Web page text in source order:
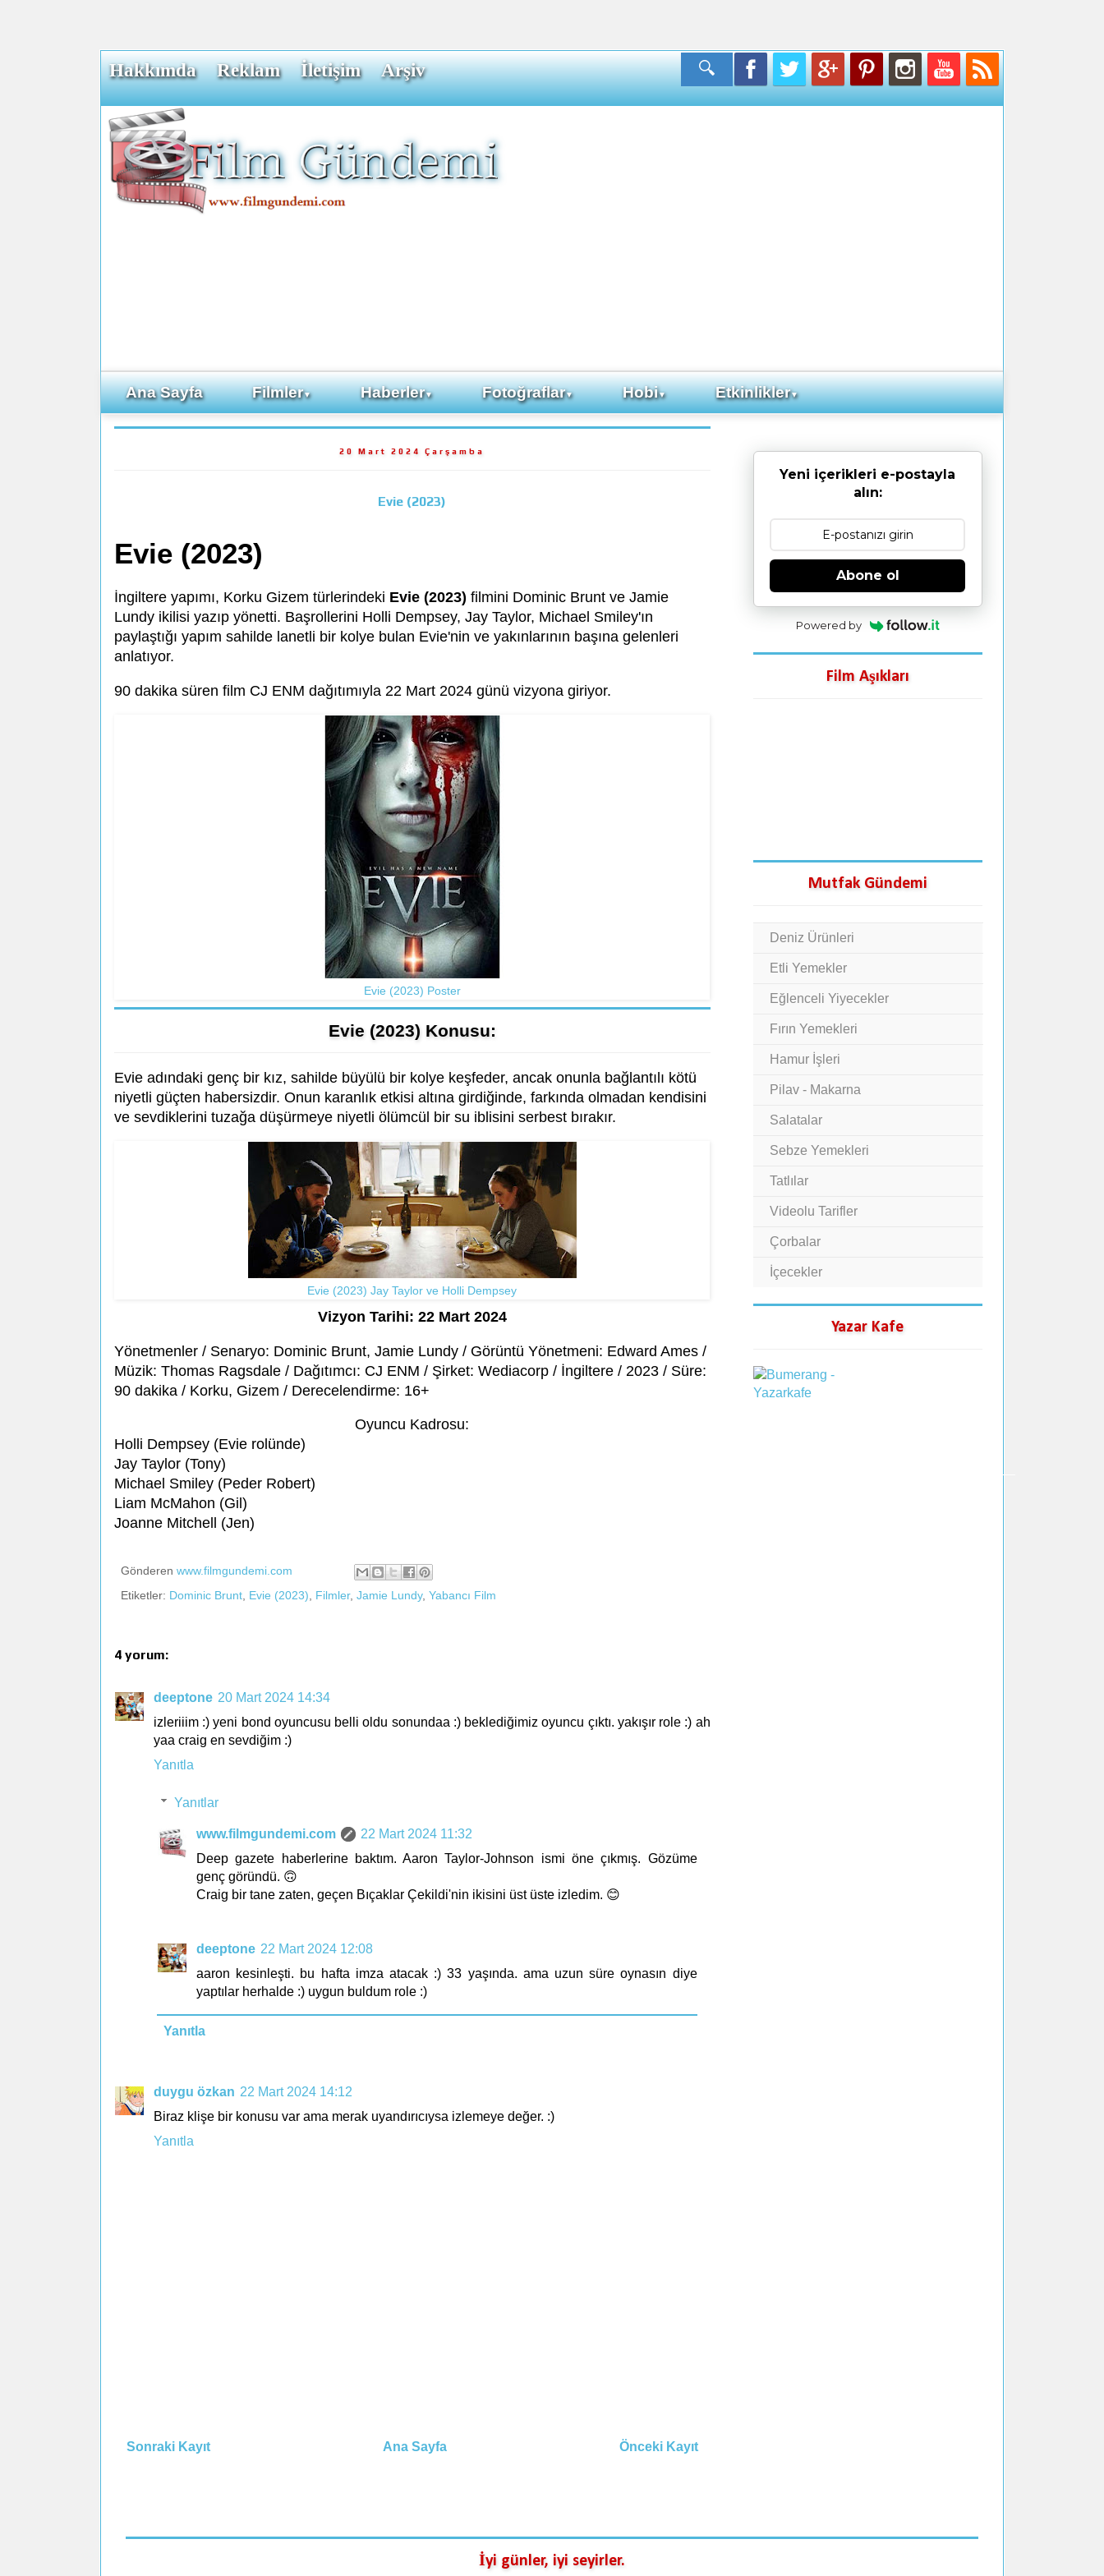
Hakkımda Reklam İletişim Arşiv
Ana Sayfa Filmler▼ Haberler▼ Fotoğraflar▼ Hobi▼ Etkinlikler▼
20 Mart 2024 Çarşamba
Evie (2023)
Evie (2023)
İngiltere yapımı, Korku Gizem türlerindeki Evie (2023) filmini Dominic Brunt ve Jamie
Lundy ikilisi yazıp yönetti. Başrollerini Holli Dempsey, Jay Taylor, Michael Smiley'ın
paylaştığı yapım sahilde lanetli bir kolye bulan Evie'nin ve yakınlarının başına gelenleri
anlatıyor.
90 dakika süren film CJ ENM dağıtımıyla 22 Mart 2024 günü vizyona giriyor.
Evie (2023) Poster
Evie (2023) Konusu:
Evie adındaki genç bir kız, sahilde büyülü bir kolye keşfeder, ancak onunla bağlantılı kötü
niyetli güçten habersizdir. Onun karanlık etkisi altına girdiğinde, farkında olmadan kendisini
ve sevdiklerini tuzağa düşürmeye niyetli ölümcül bir su iblisini serbest bırakır.
Evie (2023) Jay Taylor ve Holli Dempsey
Vizyon Tarihi: 22 Mart 2024
Yönetmenler / Senaryo: Dominic Brunt, Jamie Lundy / Görüntü Yönetmeni: Edward Ames /
Müzik: Thomas Ragsdale / Dağıtımcı: CJ ENM / Şirket: Wediacorp / İngiltere / 2023 / Süre:
90 dakika / Korku, Gizem / Derecelendirme: 16+
Oyuncu Kadrosu:
Holli Dempsey (Evie rolünde)
Jay Taylor (Tony)
Michael Smiley (Peder Robert)
Liam McMahon (Gil)
Joanne Mitchell (Jen)
Gönderen www.filmgundemi.com
Etiketler: Dominic Brunt Evie (2023) Filmler, Jamie Lundy, Yabancı Film
4 yorum:
deeptone 20 Mart 2024 14:34
izleriiim :) yeni bond oyuncusu belli oldu sonundaa :) beklediğimiz oyuncu çıktı. yakışır role :) ah
yaa craig en sevdiğim :)
Yanıtla
Yanıtlar
www.filmgundemi.com
22 Mart 2024 11:32
Deep gazete haberlerine baktım. Aaron Taylor-Johnson ismi öne çıkmış. Gözüme
genç göründü. 🙃
Craig bir tane zaten, geçen Bıçaklar Çekildi'nin ikisini üst üste izledim. 😊
deeptone 22 Mart 2024 12:08
aaron kesinleşti. bu hafta imza atacak :) 33 yaşında. ama uzun süre oynasın diye
yaptılar herhalde :) uygun buldum role :)
Yanıtla
duygu özkan 22 Mart 2024 14:12
Biraz klişe bir konusu var ama merak uyandırıcıysa izlemeye değer. :)
Yanıtla
Sonraki Kayıt Önceki Kayıt
Ana Sayfa
Yeni içerikleri e-postayla
alın:
Abone ol
Powered by
Film Aşıkları
Mutfak Gündemi
Deniz Ürünleri
Etli Yemekler
Eğlenceli Yiyecekler
Fırın Yemekleri
Hamur İşleri
Pilav - Makarna
Salatalar
Sebze Yemekleri
Tatlılar
Videolu Tarifler
Çorbalar
İçecekler
Yazar Kafe
İyi günler, iyi seyirler.